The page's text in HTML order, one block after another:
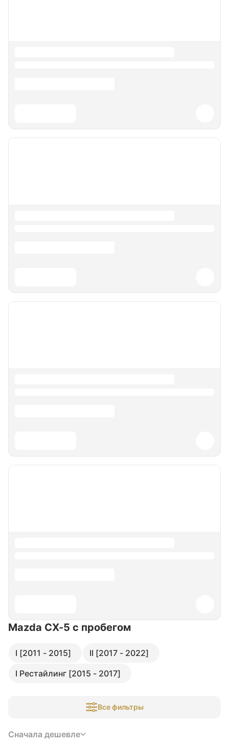
Mazda CX-5 с пробегом
I [2011 - 2015]
II [2017 - 2022]
I Рестайлинг [2015 - 2017]
Все фильтры
Сначала дешевле